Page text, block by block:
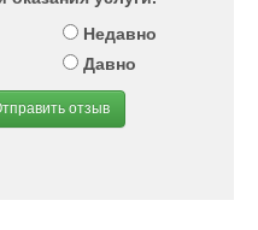
Недавно
Давно
отзыв